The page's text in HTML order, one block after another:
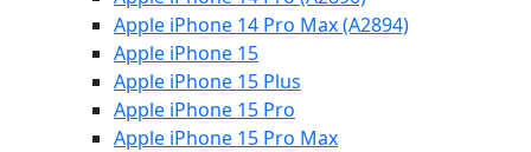
Apple iPhone 14 Pro Max (A2894)
Apple iPhone 15
Apple iPhone 15 Plus
Apple iPhone 15 Pro
Apple iPhone 15 Pro Max